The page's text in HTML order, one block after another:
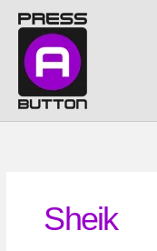
Inhalt
springen
Sheik